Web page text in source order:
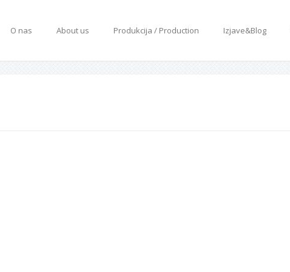
O nas About us Produkcija / Production Izjave&Blog